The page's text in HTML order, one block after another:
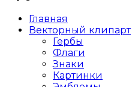
Главная
Векторный клипарт
Гербы
Флаги
Знаки
Картинки